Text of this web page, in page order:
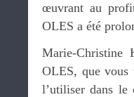
œuvrant au
OLES a été
Marie-Christine
OLES, que
l’utiliser dans le